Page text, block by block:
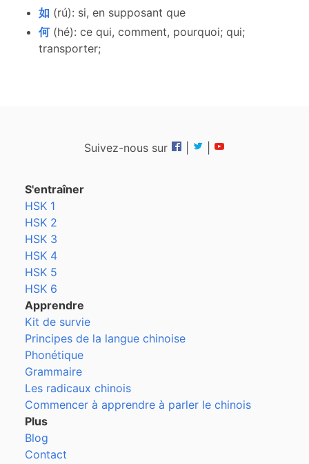
如 (rú): si, en supposant que
何(hé): ce qui, comment, pourquoi; qui;
transporter;
Suivez-nous sur
S'entraîner
HSK 1
HSK 2
HSK 3
HSK 4
HSK 5
HSK 6
Apprendre
Kit de survie
Principes de la langue chinoise
Phonétique
Grammaire
Les radicaux chinois
Commencer à apprendre à parler le chinois
Plus
Blog
Contact